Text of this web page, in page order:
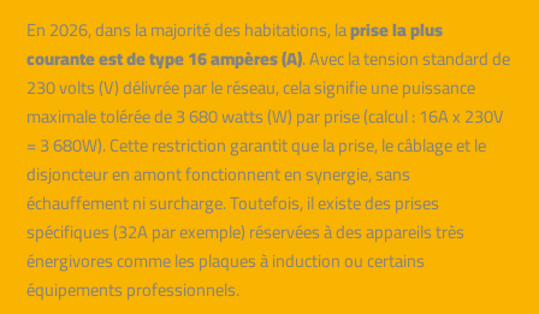
En 2026, dans la majorité des habitations, laprise la plus
courante est de type 16 ampères (A). Avec la tension standard de
230 volts (V) délivrée par le réseau, cela signifie une puissance
maximale tolérée de 3 680 watts (W) par prise (calcul : 16A x 230V
= 3 680W). Cette restriction garantit que la prise, le câblage et le
disjoncteur en amont fonctionnent en synergie, sans
échauffement ni surcharge. Toutefois, il existe des prises
spécifiques (32A par exemple) réservées à des appareils très
énergivores comme les plaques à induction ou certains
équipements professionnels.